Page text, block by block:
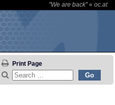
"We are back"« oc.at
Print Page